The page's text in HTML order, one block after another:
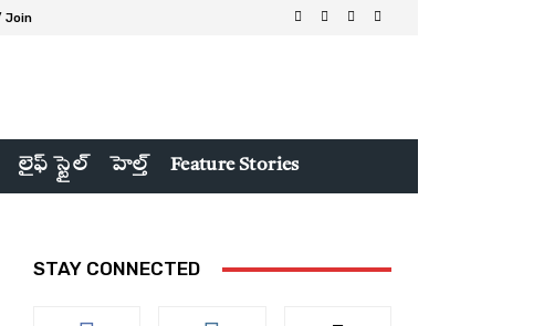
Join
లైఫ్ స్టైల్ హెల్త్ Feature Stories
STAY CONNECTED